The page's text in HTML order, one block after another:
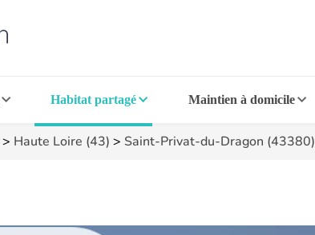
Habitat partagé Maintien à domicile
> Haute Loire (43) > Saint-Privat-du-Dragon (43380)